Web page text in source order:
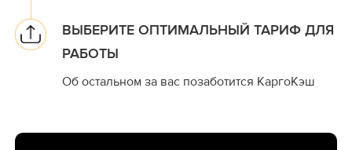
ВЫБЕРИТЕ ОПТИМАЛЬНЫЙ ТАРИФ ДЛЯ
РАБОТЫ
Об остальном за вас позаботится КаргоКэш